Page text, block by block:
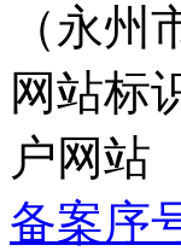
（永
网站标
户网站
备案序